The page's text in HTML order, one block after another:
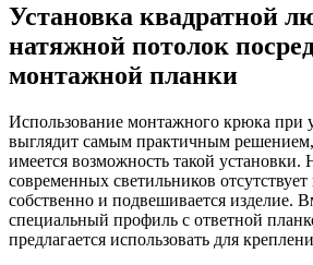
Установка квадратной
натяжной потолок
монтажной планки
Использование монтажного крюка при
выглядит самым практичным решением,
имеется возможность такой
современных светильников
собственно и подвешивается изделие.
специальный профиль с ответной
предлагается использовать для